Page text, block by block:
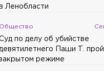
Ленобласти
Общество
по делу об убийстве
девятилетнего Паши Т.
режиме